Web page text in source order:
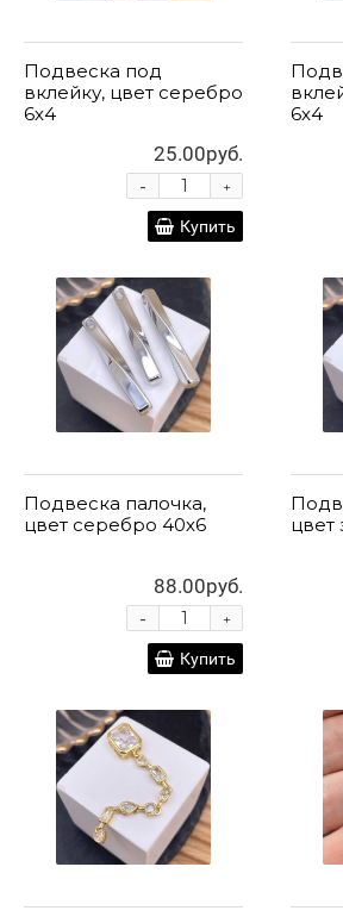
Подвеска под
вклейку, цвет серебро
6х4
25.00руб.
+
-
Купить
6х4
Подвеска палочка,
цвет серебро 40х6
88.00руб.
+
-
Купить
цвет